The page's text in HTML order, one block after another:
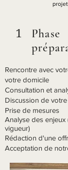
1
Phase
Rencontre avec
votre domicile
Consultation et
Discussion de
Prise de mesures
Analyse des
vigueur)
Rédaction d'une
Acceptation de